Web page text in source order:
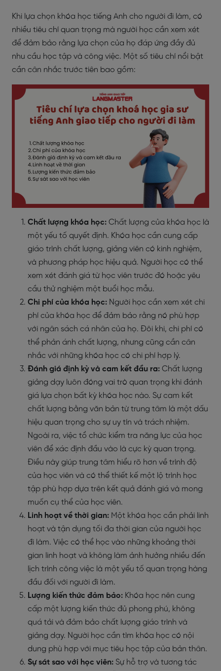
Khi lựa chọn khóa học tiếng Anh cho người đi làm, có
nhiều tiêu chí quan trọng mà người học cần xem xét
để đảm bảo rằng lựa chọn của họ đáp ứng đầy đủ
nhu cầu học tập và công việc. Một số tiêu chí nổi bật
cần cân nhắc trước tiên bao gồm:
Chất lượng khóa học: Chất lượng của khóa học là
một yếu tố quyết định. Khóa học cần cung cấp
giáo trình chất lượng, giảng viên có kinh nghiệm,
và phương pháp học hiệu quả. Người học có thể
xem xét đánh giá từ học viên trước đó hoặc yêu
cầu thử nghiệm một buổi học mẫu.
Chi phí của khóa học: Người học cần xem xét chi
phí của khóa học để đảm bảo rằng nó phù hợp
với ngân sách cá nhân của họ. Đôi khi, chi phí có
thể phản ánh chất lượng, nhưng cũng cần cân
nhắc với những khóa học có chi phí hợp lý.
Đánh giá định kỳ và cam kết đầu ra: Chất lượng
giảng dạy luôn đóng vai trò quan trọng khi đánh
giá lựa chọn bất kỳ khóa học nào. Sự cam kết
chất lượng bằng văn bản từ trung tâm là một dấu
hiệu quan trọng cho sự uy tín và trách nhiệm.
Ngoài ra, việc tổ chức kiểm tra năng lực của học
viên để xác định đầu vào là cực kỳ quan trọng.
Điều này giúp trung tâm hiểu rõ hơn về trình độ
của học viên và có thể thiết kế một lộ trình học
tập phù hợp dựa trên kết quả đánh giá và mong
muốn cụ thể của học viên.
Linh hoạt về thời gian: Một khóa học cần phải linh
hoạt và tận dụng tối đa thời gian của người học
đi làm. Việc có thể học vào những khoảng thời
gian linh hoạt và không làm ảnh hưởng nhiều đến
lịch trình công việc là một yếu tố quan trọng hàng
đầu đối với người đi làm.
Lượng kiến thức đảm bảo: Khóa học nên cung
cấp một lượng kiến thức đủ phong phú, không
quá tải và đảm bảo chất lượng giáo trình và
giảng dạy. Người học cần tìm khóa học có nội
dung phù hợp với mục tiêu học tập của bản thân.
Sự sát sao với học viên: Sự hỗ trợ và tương tác